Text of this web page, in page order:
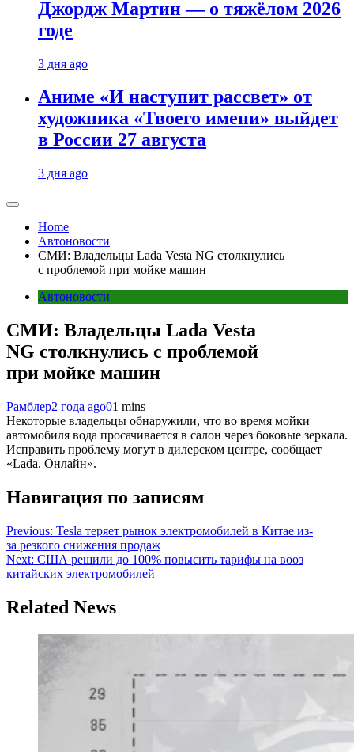
Джордж Мартин — о тяжёлом 2026
годе
3 дня ago
Аниме «И наступит рассвет» от
художника «Твоего имени» выйдет
в России 27 августа
3 дня ago
Home
Автоновости
СМИ: Владельцы Lada Vesta NG столкнулись
с проблемой при мойке машин
Автоновости
СМИ: Владельцы Lada Vesta
NG столкнулись с проблемой
при мойке машин
Рамблер2 года ago01 mins
Некоторые владельцы обнаружили, что во время мойки
автомобиля вода просачивается в салон через боковые зеркала.
Исправить проблему могут в дилерском центре, сообщает
«Lada. Онлайн».
Навигация по записям
Previous: Tesla теряет рынок электромобилей в Китае из-
за резкого снижения продаж
Next: США решили до 100% повысить тарифы на вооз
китайских электромобилей
Related News